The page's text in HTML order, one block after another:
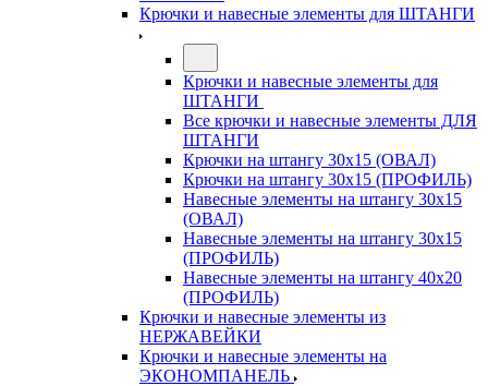
Крючки и навесные элементы для ШТАНГИ
Крючки и навесные элементы для
ШТАНГИ
Все крючки и навесные элементы ДЛЯ
ШТАНГИ
Крючки на штангу 30х15 (ОВАЛ)
Крючки на штангу 30х15 (ПРОФИЛЬ)
Навесные элементы на штангу 30х15
(ОВАЛ)
Навесные элементы на штангу 30х15
(ПРОФИЛЬ)
Навесные элементы на штангу 40х20
(ПРОФИЛЬ)
Крючки и навесные элементы из
НЕРЖАВЕЙКИ
Крючки и навесные элементы на
ЭКОНОМПАНЕЛЬ